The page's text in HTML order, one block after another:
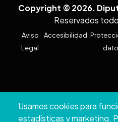
Usamos cookies para
estadísticas y marketing.
Copyright © 2026.
Reservados
Aviso
Legal
Accesibilidad